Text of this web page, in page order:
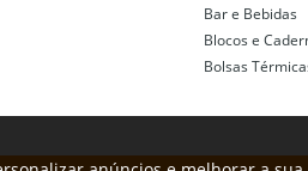
Bar e Bebidas
Blocos e
Bolsas